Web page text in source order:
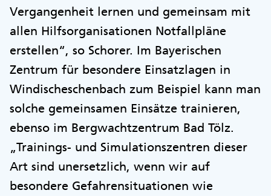
Vergangenheit lernen und gemeinsam mit
allen Hilfsorganisationen Notfallpläne
erstellen“, so Schorer. Im Bayerischen
Zentrum für besondere Einsatzlagen in
Windischeschenbach zum Beispiel kann man
solche gemeinsamen Einsätze trainieren,
ebenso im Bergwachtzentrum Bad Tölz.
„Trainings- und Simulationszentren dieser
Art sind unersetzlich, wenn wir auf
besondere Gefahrensituationen wie